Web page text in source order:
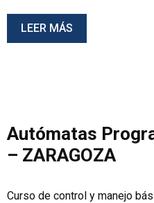
LEER MÁS
Autómatas
– ZARAGOZA
Curso de control y manejo